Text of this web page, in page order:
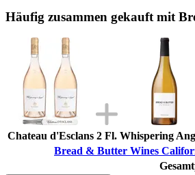
Häufig zusammen gekauft mit
Chateau d'Esclans 2 Fl. Whispering
Bread & Butter Wines